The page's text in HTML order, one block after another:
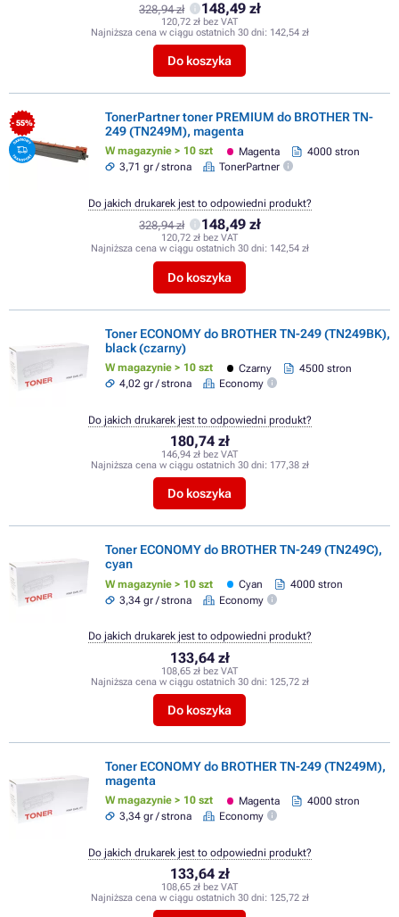
328,94 zł 148,49 zł
120,72 zł bez VAT
Najniższa cena w ciągu ostatnich 30 dni: 142,54 zł
Do koszyka
- 55%
TonerPartner toner PREMIUM do BROTHER TN-
249 (TN249M), magenta
W magazynie > 10 szt Magenta
4000 stron
3,71 gr / strona
TonerPartner
328,94 zł 148,49 zł
120,72 zł bez VAT
Najniższa cena w ciągu ostatnich 30 dni: 142,54 zł
Do koszyka
Do jakich drukarek jest to odpowiedni produkt?
Toner ECONOMY do BROTHER TN-249 (TN249BK),
black (czarny)
W magazynie > 10 szt Czarny
4500 stron
4,02 gr / strona
Economy
180,74 zł
146,94 zł bez VAT
Najniższa cena w ciągu ostatnich 30 dni: 177,38 zł
Do koszyka
Do jakich drukarek jest to odpowiedni produkt?
Toner ECONOMY do BROTHER TN-249 (TN249C),
cyan
W magazynie > 10 szt Cyan
4000 stron
3,34 gr / strona
Economy
133,64 zł
108,65 zł bez VAT
Najniższa cena w ciągu ostatnich 30 dni: 125,72 zł
Do koszyka
Do jakich drukarek jest to odpowiedni produkt?
Toner ECONOMY do BROTHER TN-249 (TN249M),
magenta
W magazynie > 10 szt Magenta
4000 stron
3,34 gr / strona
Economy
133,64 zł
108,65 zł bez VAT
Najniższa cena w ciągu ostatnich 30 dni: 125,72 zł
Do jakich drukarek jest to odpowiedni produkt?